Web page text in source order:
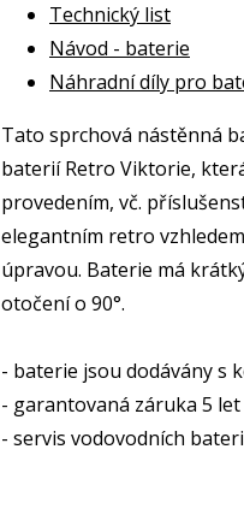
Technický list
Návod - baterie
Náhradní díly pro
Tato sprchová nástěnná
baterií Retro Viktorie,
provedením, vč.
elegantním retro
úpravou. Baterie má
otočení o 90°.
- baterie jsou dodávány s
- garantovaná záruka 5 let
- servis vodovodních